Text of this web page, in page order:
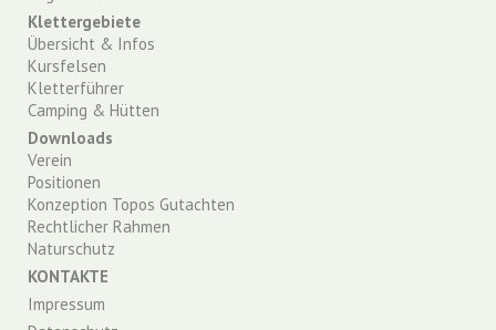
Klettergebiete
Übersicht & Infos
Kursfelsen
Kletterführer
Camping & Hütten
Downloads
Verein
Positionen
Konzeption Topos Gutachten
Rechtlicher Rahmen
Naturschutz
KONTAKTE
Impressum